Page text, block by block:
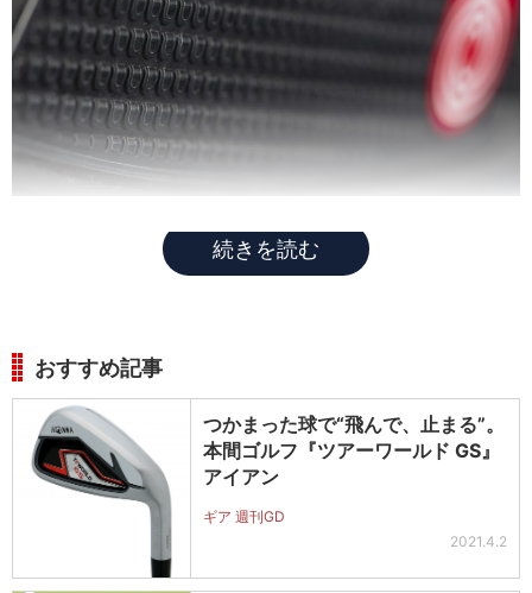
続きを読む
おすすめ記事
つかまった球で“飛んで、止まる”。
本間ゴルフ『ツアーワールド GS』
アイアン
ギア 週刊GD
2021.4.2